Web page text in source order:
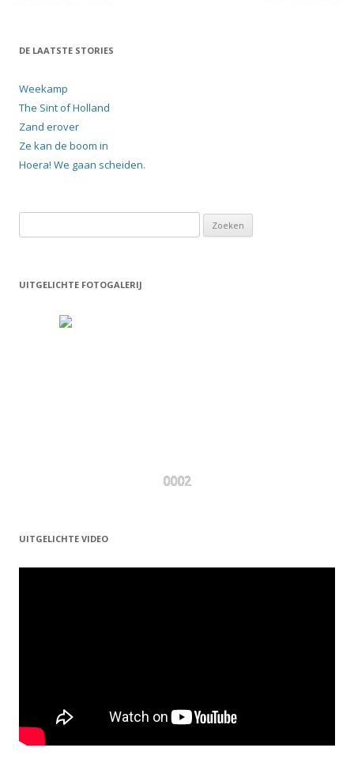
DE LAATSTE STORIES
Weekamp
The Sint of Holland
Zand erover
Ze kan de boom in
Hoera! We gaan scheiden.
naar:
UITGELICHTE FOTOGALERIJ
0002
UITGELICHTE VIDEO